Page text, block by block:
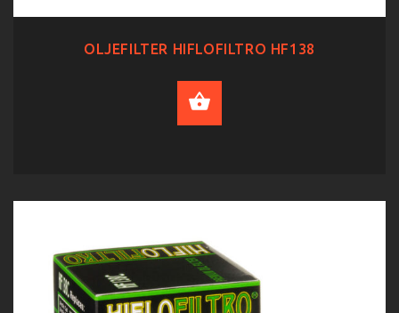
OLJEFILTER HIFLOFILTRO HF138